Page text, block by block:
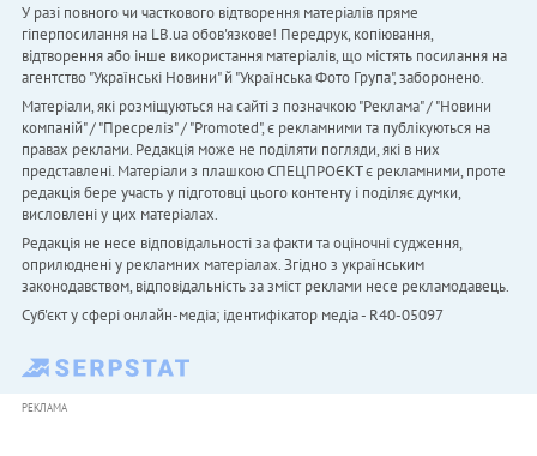
У разі повного чи часткового відтворення матеріалів пряме
гіперпосилання на LB.ua обов'язкове! Передрук, копіювання,
відтворення або інше використання матеріалів, що містять посилання на
агентство "Українськi Новини" й "Українська Фото Група", заборонено.
Матеріали, які розміщуються на сайті з позначкою "Реклама" / "Новини
компаній" / "Пресреліз" / "Promoted", є рекламними та публікуються на
правах реклами. Редакція може не поділяти погляди, які в них
представлені. Матеріали з плашкою СПЕЦПРОЄКТ є рекламними, проте
редакція бере участь у підготовці цього контенту і поділяє думки,
висловлені у цих матеріалах.
Редакція не несе відповідальності за факти та оціночні судження,
оприлюднені у рекламних матеріалах. Згідно з українським
законодавством, відповідальність за зміст реклами несе рекламодавець.
Cуб'єкт у сфері онлайн-медіа; ідентифікатор медіа - R40-05097
РЕКЛАМА